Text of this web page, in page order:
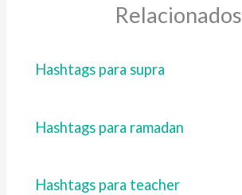
Relacionados
Hashtags para supra
Hashtags para ramadan
Hashtags para teacher